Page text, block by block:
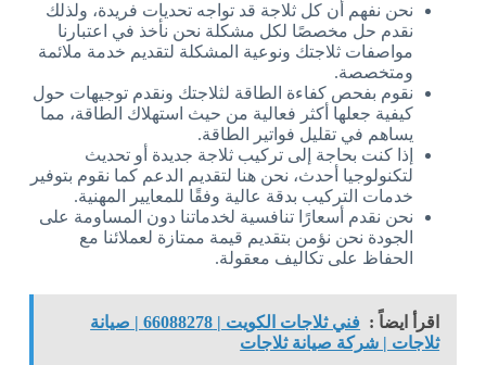
نحن نفهم أن كل ثلاجة قد تواجه تحديات فريدة، ولذلك
نقدم حل مخصصًا لكل مشكلة نحن نأخذ في اعتبارنا
مواصفات ثلاجتك ونوعية المشكلة لتقديم خدمة ملائمة
ومتخصصة.
نقوم بفحص كفاءة الطاقة لثلاجتك ونقدم توجيهات حول
كيفية جعلها أكثر فعالية من حيث استهلاك الطاقة، مما
يساهم في تقليل فواتير الطاقة.
إذا كنت بحاجة إلى تركيب ثلاجة جديدة أو تحديث
لتكنولوجيا أحدث، نحن هنا لتقديم الدعم كما نقوم بتوفير
خدمات التركيب بدقة عالية وفقًا للمعايير المهنية.
نحن نقدم أسعارًا تنافسية لخدماتنا دون المساومة على
الجودة نحن نؤمن بتقديم قيمة ممتازة لعملائنا مع
الحفاظ على تكاليف معقولة.
اقرأ ايضاً :
فني ثلاجات الكويت | 66088278 | صيانة
ثلاجات | شركة صيانة ثلاجات